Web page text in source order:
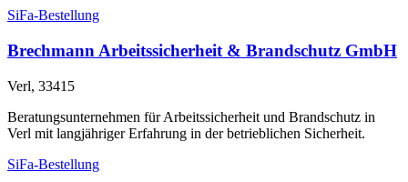
SiFa-Bestellung
Brechmann Arbeitssicherheit & Brandschutz GmbH
Verl, 33415
Beratungsunternehmen für Arbeitssicherheit und Brandschutz in
Verl mit langjähriger Erfahrung in der betrieblichen Sicherheit.
SiFa-Bestellung